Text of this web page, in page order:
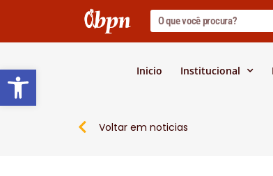
Barra de Ferramentas
Inicio Institucional
Voltar em noticias